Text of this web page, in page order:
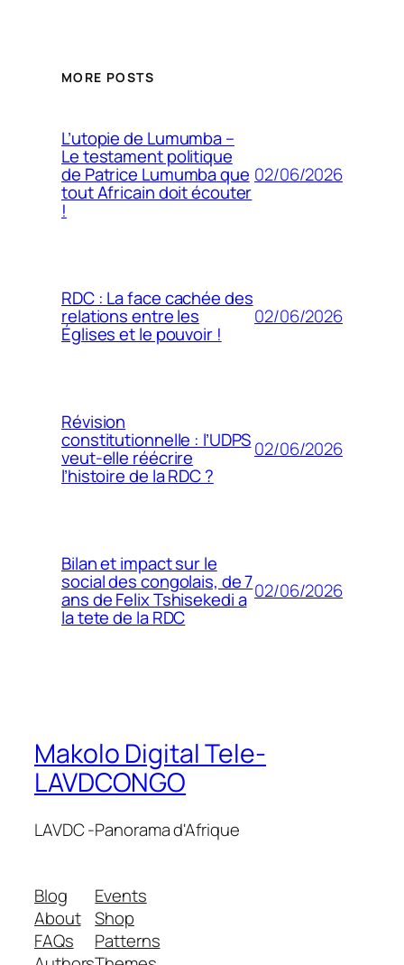
MORE POSTS
L’utopie de Lumumba –
Le testament politique
de Patrice Lumumba que
tout Africain doit écouter
!
02/06/2026
RDC : La face cachée des
relations entre les
Églises et le pouvoir !
02/06/2026
Révision
constitutionnelle : l’UDPS
veut-elle réécrire
l’histoire de la RDC ?
02/06/2026
Bilan et impact sur le
social des congolais, de 7
ans de Felix Tshisekedi a
la tete de la RDC
02/06/2026
Makolo Digital Tele-
LAVDCONGO
LAVDC -Panorama d'Afrique
Blog
About
FAQs
Events
Shop
Patterns